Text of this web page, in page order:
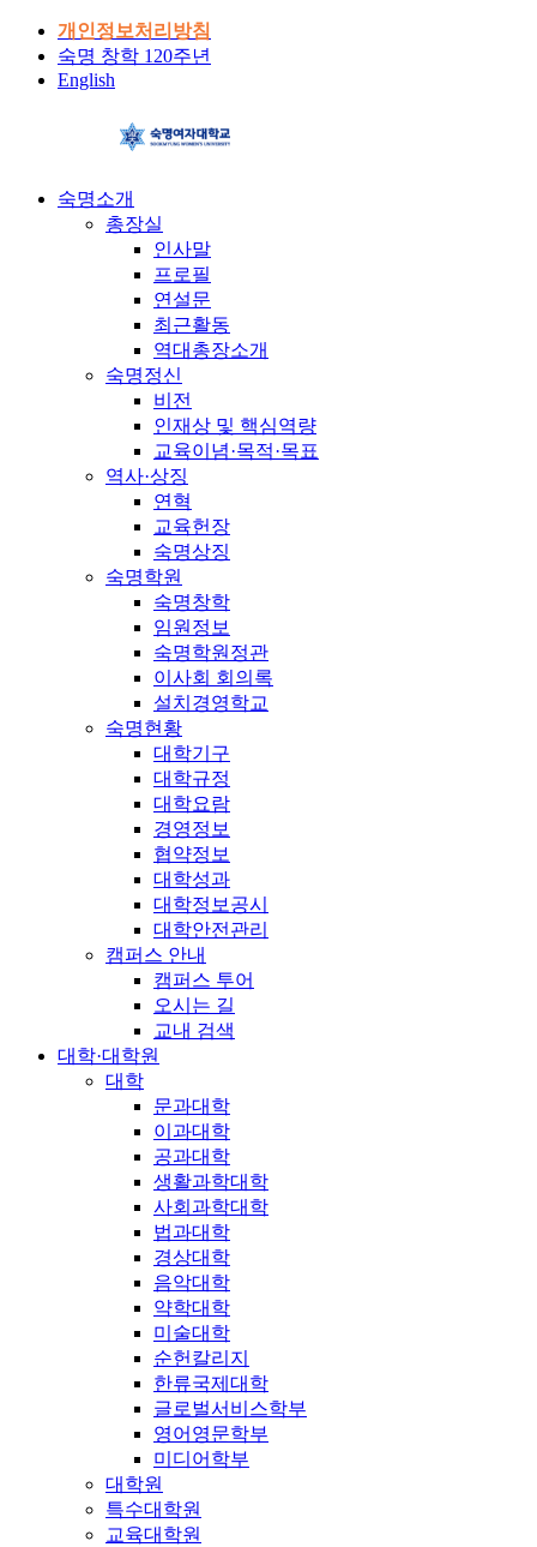
개인정보처리방침
숙명 창학 120주년
English
숙명소개
총장실
인사말
프로필
연설문
최근활동
역대총장소개
숙명정신
비전
인재상 및 핵심역량
교육이념·목적·목표
역사·상징
연혁
교육헌장
숙명상징
숙명학원
숙명창학
임원정보
숙명학원정관
이사회 회의록
설치경영학교
숙명현황
대학기구
대학규정
대학요람
경영정보
협약정보
대학성과
대학정보공시
대학안전관리
캠퍼스 안내
캠퍼스 투어
오시는 길
교내 검색
대학·대학원
대학
문과대학
이과대학
공과대학
생활과학대학
사회과학대학
법과대학
경상대학
음악대학
약학대학
미술대학
순헌칼리지
한류국제대학
글로벌서비스학부
영어영문학부
미디어학부
대학원
특수대학원
교육대학원